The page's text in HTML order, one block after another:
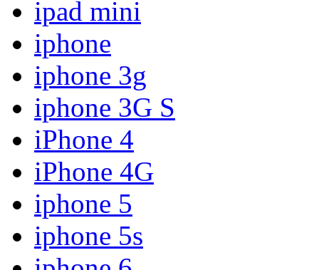
ipad mini
iphone
iphone 3g
iphone 3G S
iPhone 4
iPhone 4G
iphone 5
iphone 5s